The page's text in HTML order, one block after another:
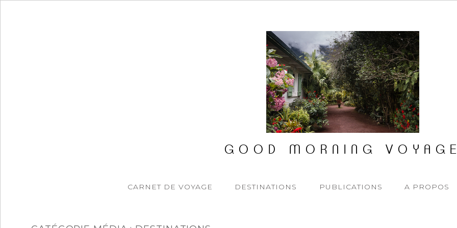
GOOD MORNING VOYAGE
CARNET DE VOYAGE DESTINATIONS PUBLICATIONS A PROPOS